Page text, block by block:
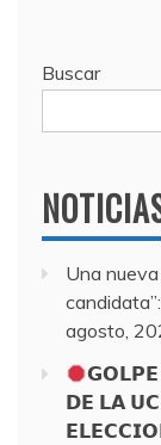
Buscar
Una
agosto,
𝗚𝗢𝗟𝗣𝗘
𝗗𝗘 𝗟𝗔